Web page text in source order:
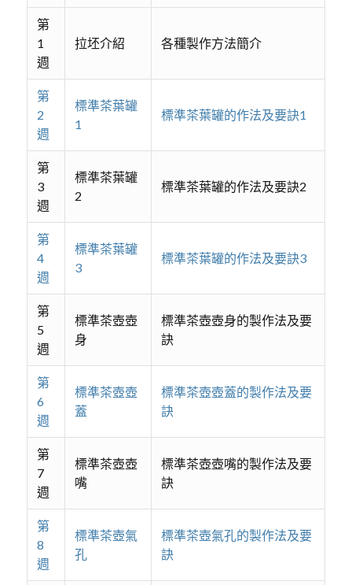
第
1
週
拉坯介紹 各種製作方法簡介
第
2
週
標準茶葉罐
1
標準茶葉罐的作法及要訣1
第
3
週
標準茶葉罐
2
標準茶葉罐的作法及要訣2
第
4
週
標準茶葉罐
3
標準茶葉罐的作法及要訣3
第
5
週
標準茶壺壺
身
標準茶壺壺身的製作法及要
訣
第
6
週
標準茶壺壺
蓋
標準茶壺壺蓋的製作法及要
訣
第
7
週
標準茶壺壺
嘴
標準茶壺壺嘴的製作法及要
訣
第
8
週
標準茶壺氣
孔
標準茶壺氣孔的製作法及要
訣